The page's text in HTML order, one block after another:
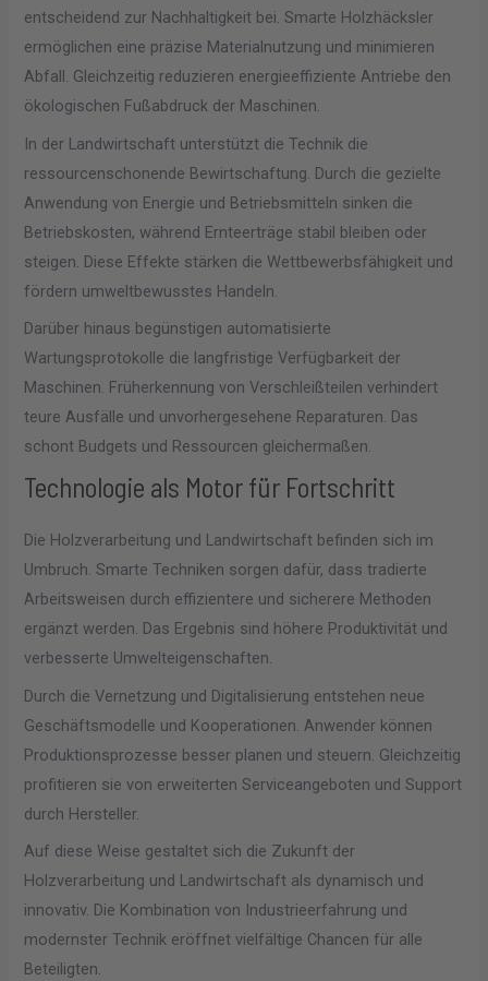
entscheidend zur Nachhaltigkeit bei. Smarte Holzhäcksler
ermöglichen eine präzise Materialnutzung und minimieren
Abfall. Gleichzeitig reduzieren energieeffiziente Antriebe den
ökologischen Fußabdruck der Maschinen.
In der Landwirtschaft unterstützt die Technik die
ressourcenschonende Bewirtschaftung. Durch die gezielte
Anwendung von Energie und Betriebsmitteln sinken die
Betriebskosten, während Ernteerträge stabil bleiben oder
steigen. Diese Effekte stärken die Wettbewerbsfähigkeit und
fördern umweltbewusstes Handeln.
Darüber hinaus begünstigen automatisierte
Wartungsprotokolle die langfristige Verfügbarkeit der
Maschinen. Früherkennung von Verschleißteilen verhindert
teure Ausfälle und unvorhergesehene Reparaturen. Das
schont Budgets und Ressourcen gleichermaßen.
Technologie als Motor für Fortschritt
Die Holzverarbeitung und Landwirtschaft befinden sich im
Umbruch. Smarte Techniken sorgen dafür, dass tradierte
Arbeitsweisen durch effizientere und sicherere Methoden
ergänzt werden. Das Ergebnis sind höhere Produktivität und
verbesserte Umwelteigenschaften.
Durch die Vernetzung und Digitalisierung entstehen neue
Geschäftsmodelle und Kooperationen. Anwender können
Produktionsprozesse besser planen und steuern. Gleichzeitig
profitieren sie von erweiterten Serviceangeboten und Support
durch Hersteller.
Auf diese Weise gestaltet sich die Zukunft der
Holzverarbeitung und Landwirtschaft als dynamisch und
innovativ. Die Kombination von Industrieerfahrung und
modernster Technik eröffnet vielfältige Chancen für alle
Beteiligten.